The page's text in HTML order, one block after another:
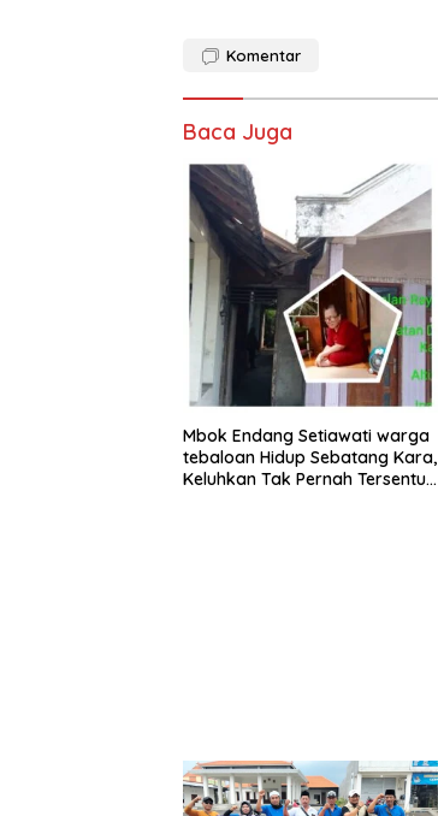
Komentar
Baca Juga
Mbok Endang Setiawati warga
tebaloan Hidup Sebatang Kara,
Keluhkan Tak Pernah Tersentuh